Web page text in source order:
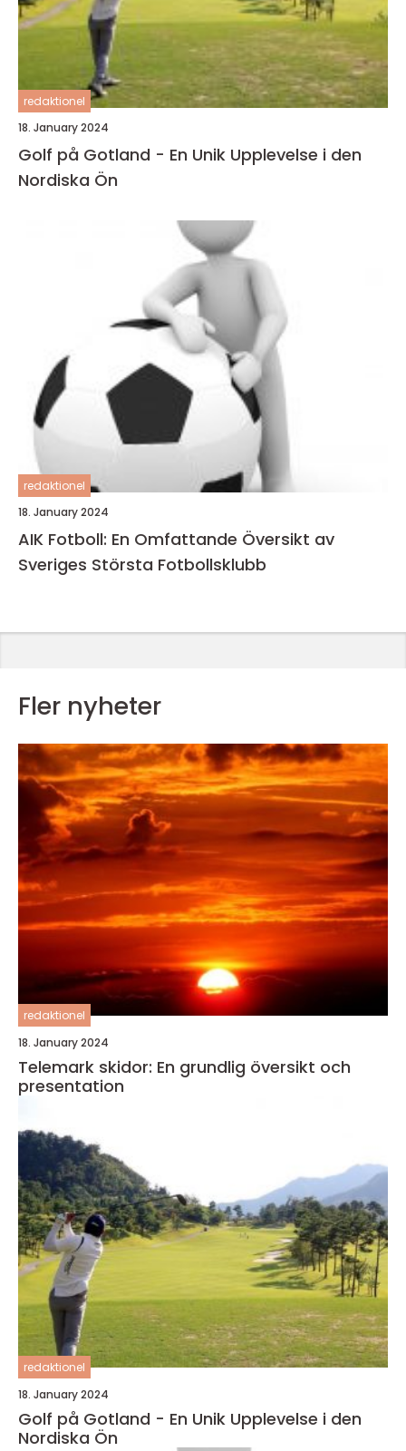
redaktionel
18. January 2024
Golf på Gotland - En Unik Upplevelse i den
Nordiska Ön
redaktionel
18. January 2024
AIK Fotboll: En Omfattande Översikt av
Sveriges Största Fotbollsklubb
Fler nyheter
redaktionel
18. January 2024
Telemark skidor: En grundlig översikt och
presentation
redaktionel
18. January 2024
Golf på Gotland - En Unik Upplevelse i den
Nordiska Ön